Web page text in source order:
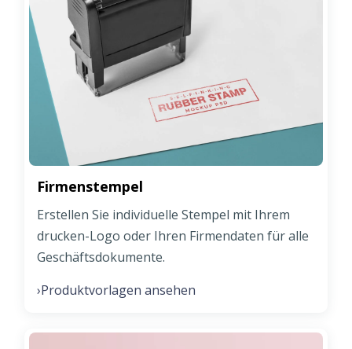
Firmenstempel
Erstellen Sie individuelle Stempel mit Ihrem
drucken-Logo oder Ihren Firmendaten für alle
Geschäftsdokumente.
›Produktvorlagen ansehen